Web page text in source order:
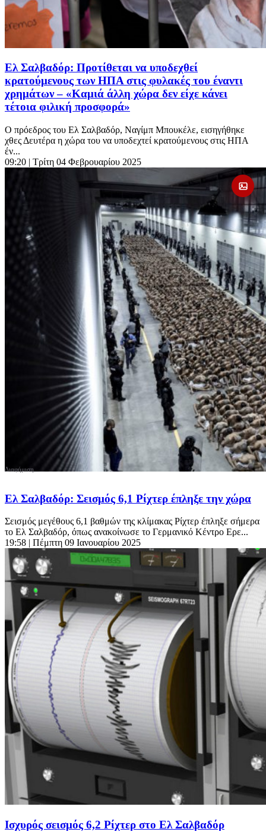
Ελ Σαλβαδόρ: Προτίθεται να υποδεχθεί
κρατούμενους των ΗΠΑ στις φυλακές του έναντι
χρημάτων – «Καμιά άλλη χώρα δεν είχε κάνει
τέτοια φιλική προσφορά»
Ο πρόεδρος του Ελ Σαλβαδόρ, Ναγίμπ Μπουκέλε, εισηγήθηκε
χθες Δευτέρα η χώρα του να υποδεχτεί κρατούμενους στις ΗΠΑ
έν...
09:20 | Τρίτη 04 Φεβρουαρίου 2025
Ελ Σαλβαδόρ: Σεισμός 6,1 Ρίχτερ έπληξε την χώρα
Σεισμός μεγέθους 6,1 βαθμών της κλίμακας Ρίχτερ έπληξε σήμερα
το Ελ Σαλβαδόρ, όπως ανακοίνωσε το Γερμανικό Κέντρο Ερε...
19:58 | Πέμπτη 09 Ιανουαρίου 2025
Ισχυρός σεισμός 6,2 Ρίχτερ στο Ελ Σαλβαδόρ